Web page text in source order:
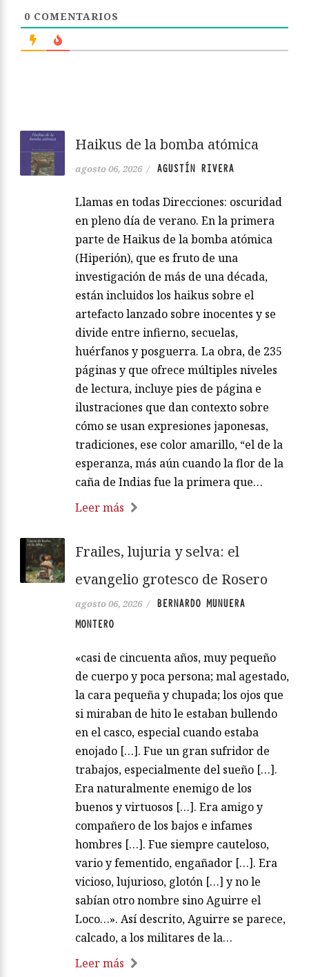
0 COMENTARIOS
Haikus de la bomba atómica
agosto 06, 2026 / AGUSTÍN RIVERA
Llamas en todas Direcciones: oscuridad
en pleno día de verano. En la primera
parte de Haikus de la bomba atómica
(Hiperión), que es fruto de una
investigación de más de una década,
están incluidos los haikus sobre el
artefacto lanzado sobre inocentes y se
divide entre infierno, secuelas,
huérfanos y posguerra. La obra, de 235
páginas y que ofrece múltiples niveles
de lectura, incluye pies de página e
ilustraciones que dan contexto sobre
cómo se usan expresiones japonesas,
tradiciones, ese color amarillo, “el de la
esperanza, más aún cuando la flor de la
caña de Indias fue la primera que…
Leer más
Frailes, lujuria y selva: el
evangelio grotesco de Rosero
agosto 06, 2026 /
BERNARDO MUNUERA
MONTERO
«casi de cincuenta años, muy pequeño
de cuerpo y poca persona; mal agestado,
la cara pequeña y chupada; los ojos que
si miraban de hito le estaban bullendo
en el casco, especial cuando estaba
enojado […]. Fue un gran sufridor de
trabajos, especialmente del sueño […].
Era naturalmente enemigo de los
buenos y virtuosos […]. Era amigo y
compañero de los bajos e infames
hombres […]. Fue siempre cauteloso,
vario y fementido, engañador […]. Era
vicioso, lujurioso, glotón […] y no le
sabían otro nombre sino Aguirre el
Loco…». Así descrito, Aguirre se parece,
calcado, a los militares de la…
Leer más